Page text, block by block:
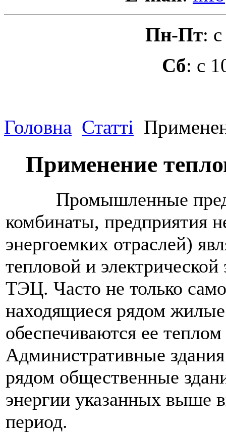
Пн-Пт:
Сб: с
Головна Статті
Применение
Промышленные
комбинаты, предприятия
энергоемких отраслей)
тепловой и
ТЭЦ. Часто не только
находящиеся рядом
обеспечиваются ее
Административные
рядом общественные
энергии указанных выше
период.